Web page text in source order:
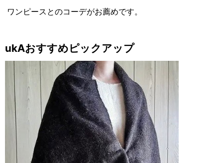
ワンピースとのコーデがお薦めです。
ukAおすすめピックアップ